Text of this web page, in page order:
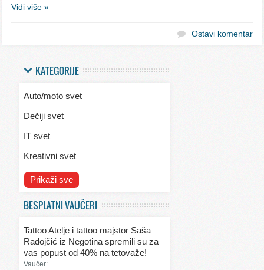
Vidi više »
Ostavi komentar
KATEGORIJE
Auto/moto svet
Dečiji svet
IT svet
Kreativni svet
Svet ekologije
Svet kulinarstva
Svet lepote
Prikaži sve
BESPLATNI VAUČERI
Tattoo Atelje i tattoo majstor Saša
Radojčić iz Negotina spremili su za
vas popust od 40% na tetovaže!
Vaučer: